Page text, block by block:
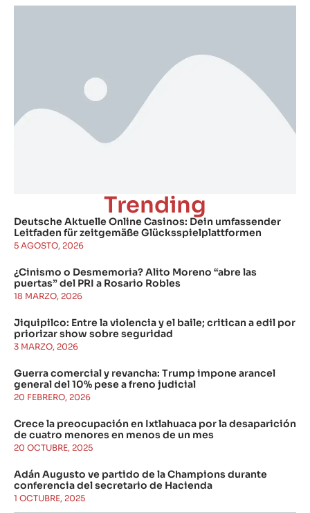
Trending
Deutsche Aktuelle Online Casinos: Dein umfassender
Leitfaden für zeitgemäße Glücksspielplattformen
5 AGOSTO, 2026
¿Cinismo o Desmemoria? Alito Moreno “abre las
puertas” del PRI a Rosario Robles
18 MARZO, 2026
Jiquipilco: Entre la violencia y el baile; critican a edil por
priorizar show sobre seguridad
3 MARZO, 2026
Guerra comercial y revancha: Trump impone arancel
general del 10% pese a freno judicial
20 FEBRERO, 2026
Crece la preocupación en Ixtlahuaca por la desaparición
de cuatro menores en menos de un mes
20 OCTUBRE, 2025
Adán Augusto ve partido de la Champions durante
conferencia del secretario de Hacienda
1 OCTUBRE, 2025